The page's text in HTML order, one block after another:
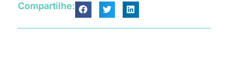
Compartilhe: